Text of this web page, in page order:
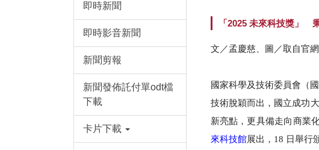
即時新聞
即時影音新聞
新聞剪報
新聞發佈託付單odt檔
下載
卡片下載
「2025 未來科技獎」
文／孟慶慈、圖／取自官網
國家科學及技術委員會（
技術脫穎而出，國立成功
新亮點，更具備走向商業
來科技館展出，18 日舉行